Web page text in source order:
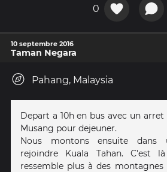
0
10 septembre 2016
Taman Negara
Pahang, Malaysia
Depart a 10h en bus avec un
Musang pour dejeuner.
Nous montons ensuite dans
rejoindre Kuala Tahan. C'est
ressemble plus à des montagnes